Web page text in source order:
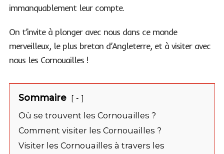
immanquablement leur compte.
On t’invite à plonger avec nous dans ce monde
merveilleux, le plus breton d’Angleterre, et à visiter avec
nous les Cornouailles !
Sommaire -
Où se trouvent les Cornouailles ?
Comment visiter les Cornouailles ?
Visiter les Cornouailles à travers les